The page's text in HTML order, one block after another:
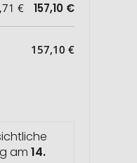
€ 157,10 €
157,10 €
am14.